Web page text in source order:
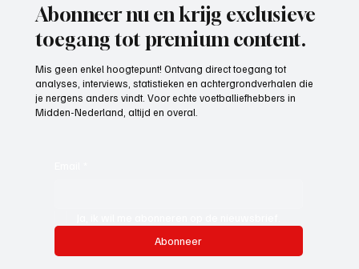
Abonneer nu en krijg exclusieve
toegang tot premium content.
Mis geen enkel hoogtepunt! Ontvang direct toegang tot
analyses, interviews, statistieken en achtergrondverhalen die
je nergens anders vindt. Voor echte voetballiefhebbers in
Midden-Nederland, altijd en overal.
Abonneer